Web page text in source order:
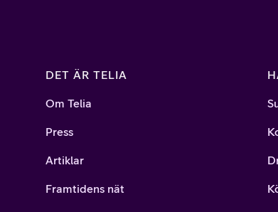
DET ÄR TELIA
Om Telia
Press
Artiklar
Framtidens nät